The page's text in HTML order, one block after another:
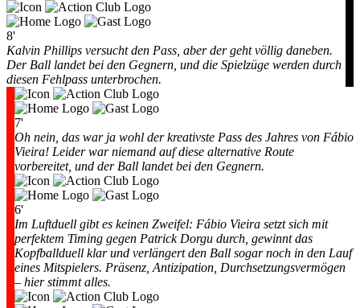
8'
Kalvin Phillips versucht den Pass, aber der geht völlig daneben.
Der Ball landet bei den Gegnern, und die Spielzüge werden durch
diesen Fehlpass unterbrochen.
7'
Oh nein, das war ja wohl der kreativste Pass des Jahres von Fábio
Vieira! Leider war niemand auf diese alternative Route
vorbereitet, und der Ball landet bei den Gegnern.
6'
Im Luftduell gibt es keinen Zweifel: Fábio Vieira setzt sich mit
perfektem Timing gegen Patrick Dorgu durch, gewinnt das
Kopfballduell klar und verlängert den Ball sogar noch in den Lauf
eines Mitspielers. Präsenz, Antizipation, Durchsetzungsvermögen
– hier stimmt alles.